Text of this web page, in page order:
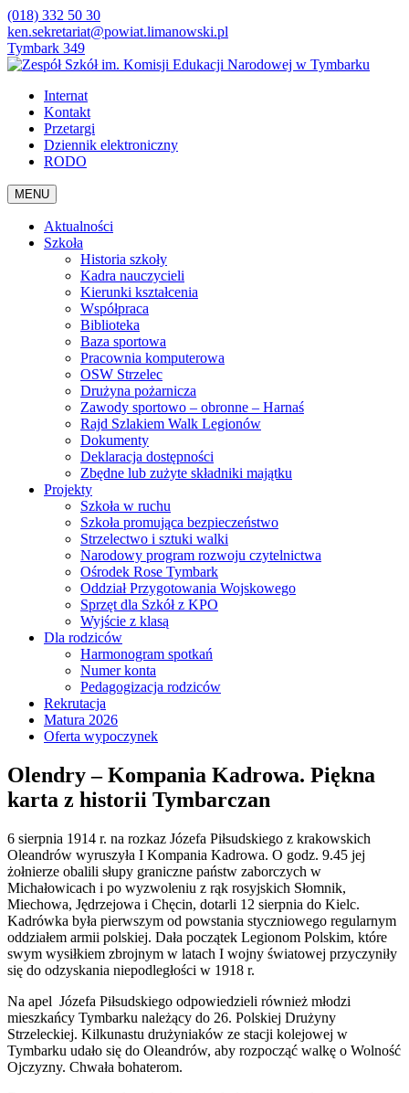
(018) 332 50 30
ken.sekretariat@powiat.limanowski.pl
Tymbark 349
Internat
Kontakt
Przetargi
Dziennik elektroniczny
RODO
MENU
Aktualności
Szkoła
Historia szkoły
Kadra nauczycieli
Kierunki kształcenia
Współpraca
Biblioteka
Baza sportowa
Pracownia komputerowa
OSW Strzelec
Drużyna pożarnicza
Zawody sportowo – obronne – Harnaś
Rajd Szlakiem Walk Legionów
Dokumenty
Deklaracja dostępności
Zbędne lub zużyte składniki majątku
Projekty
Szkoła w ruchu
Szkoła promująca bezpieczeństwo
Strzelectwo i sztuki walki
Narodowy program rozwoju czytelnictwa
Ośrodek Rose Tymbark
Oddział Przygotowania Wojskowego
Sprzęt dla Szkół z KPO
Wyjście z klasą
Dla rodziców
Harmonogram spotkań
Numer konta
Pedagogizacja rodziców
Rekrutacja
Matura 2026
Oferta wypoczynek
Olendry – Kompania Kadrowa. Piękna
karta z historii Tymbarczan
6 sierpnia 1914 r. na rozkaz Józefa Piłsudskiego z krakowskich
Oleandrów wyruszyła I Kompania Kadrowa. O godz. 9.45 jej
żołnierze obalili słupy graniczne państw zaborczych w
Michałowicach i po wyzwoleniu z rąk rosyjskich Słomnik,
Miechowa, Jędrzejowa i Chęcin, dotarli 12 sierpnia do Kielc.
Kadrówka była pierwszym od powstania styczniowego regularnym
oddziałem armii polskiej. Dała początek Legionom Polskim, które
swym wysiłkiem zbrojnym w latach I wojny światowej przyczyniły
się do odzyskania niepodległości w 1918 r.
Na apel Józefa Piłsudskiego odpowiedzieli również młodzi
mieszkańcy Tymbarku należący do 26. Polskiej Drużyny
Strzeleckiej. Kilkunastu drużyniaków ze stacji kolejowej w
Tymbarku udało się do Oleandrów, aby rozpocząć walkę o Wolność
Ojczyzny. Chwała bohaterom.